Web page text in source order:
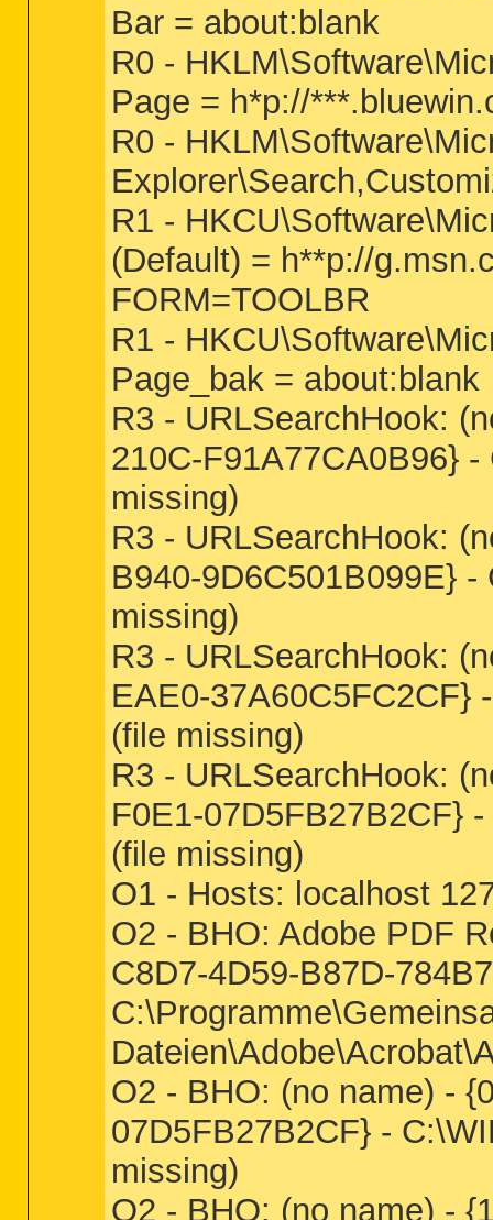
Bar = about:blank
R0 -
Page = h*p://
R0 -
R1 -
(Default) = h**p://
FORM=TOOLBR
R1 -
Page_bak = about:blank
R3 - URLSearchHook:
210C-F91A77CA0B96}
missing)
R3 - URLSearchHook:
B940-9D6C501B099E}
missing)
R3 - URLSearchHook:
EAE0-37A60C5FC2CF}
(file missing)
R3 - URLSearchHook:
F0E1-07D5FB27B2CF}
(file missing)
O1 - Hosts: localhost
O2 - BHO: Adobe PDF
C8D7-4D59-B87D-
O2 - BHO: (no name) -
07D5FB27B2CF} -
missing)
O2 - BHO: (no name) -